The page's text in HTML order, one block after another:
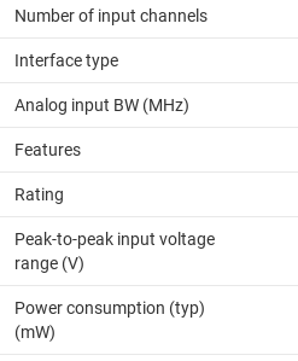
Number of input channels
Interface type
Analog input BW (MHz)
Features
Rating
Peak-to-peak input voltage
range (V)
Power consumption (typ)
(mW)